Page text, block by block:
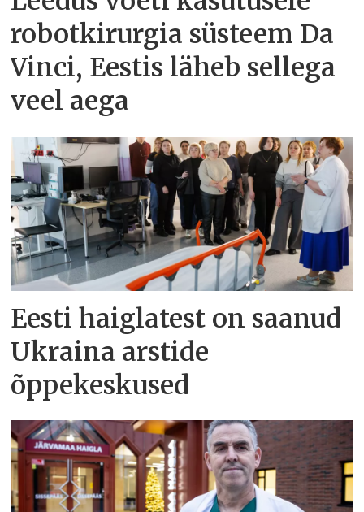
robotkirurgia süsteem Da
Vinci, Eestis läheb sellega
veel aega
Eesti haiglatest on saanud
Ukraina arstide
õppekeskused